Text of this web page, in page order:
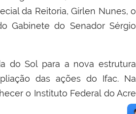
da Reitoria, Gírlen Nunes, o
Gabinete do Senador Sérgio
do Sol para a nova estrutura
das ações do Ifac. Na
o Instituto Federal do Acre